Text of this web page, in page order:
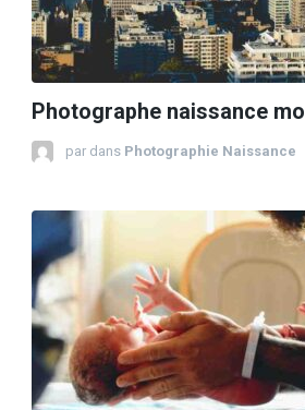
Photographe naissance
par dans Photographie Naissance